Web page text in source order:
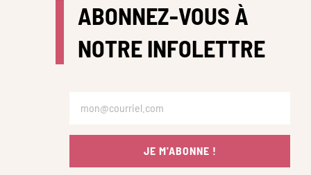
ABONNEZ-VOUS À
NOTRE INFOLETTRE
JE M'ABONNE !